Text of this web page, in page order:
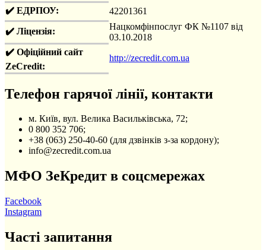
✔️ ЕДРПОУ:
42201361
✔️ Ліцензія:
Нацкомфінпослуг ФК №1107 від
03.10.2018
✔️ Офіційний сайт
ZeCredit:
http://zecredit.com.ua
Телефон гарячої лінії, контакти
м. Київ, вул. Велика Васильківська, 72;
0 800 352 706;
+38 (063) 250-40-60 (для дзвінків з-за кордону);
info@zecredit.com.ua
МФО ЗеКредит в соцсмережах
Facebook
Instagram
Часті запитання